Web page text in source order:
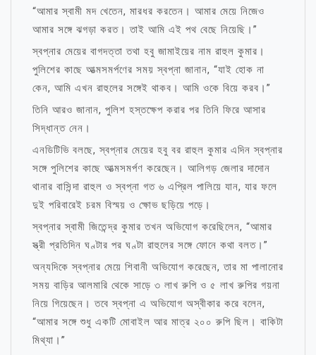
“আমার স্বামী মদ খেতেন, মারধর করতেন। আমার মেয়ে নিজেও
আমার সঙ্গে ঝগড়া করত। তাই আমি এই পথ বেছে নিয়েছি।”
স্বপ্নার মেয়ের বাগদত্তা তথা হবু জামাইয়ের নাম রাহুল কুমার।
পুলিশের কাছে আত্মসমর্পণের সময় স্বপ্না জানান, “যাই হোক না
কেন, আমি এখন রাহুলের সঙ্গেই থাকব। আমি ওকে বিয়ে করব।”
তিনি আরও জানান, পুলিশ হস্তক্ষেপ করার পর তিনি ফিরে আসার
সিদ্ধান্ত নেন।
এনডিটিভি বলছে, স্বপ্নার মেয়ের হবু বর রাহুল কুমার এদিন স্বপ্নার
সঙ্গে পুলিশের কাছে আত্মসমর্পণ করেছেন। আলিগড় জেলার দাদোন
থানার বাসিন্দা রাহুল ও স্বপ্না গত ৬ এপ্রিল পালিয়ে যান, যার ফলে
দুই পরিবারেই চরম বিস্ময় ও ক্ষোভ ছড়িয়ে পড়ে।
স্বপ্নার স্বামী জিতেন্দ্র কুমার তখন অভিযোগ করেছিলেন, “আমার
স্ত্রী প্রতিদিন ঘণ্টার পর ঘণ্টা রাহুলের সঙ্গে ফোনে কথা বলত।”
অন্যদিকে স্বপ্নার মেয়ে শিবানী অভিযোগ করেছেন, তার মা পালানোর
সময় বাড়ির আলমারি থেকে সাড়ে ৩ লাখ রুপি ও ৫ লাখ রুপির গয়না
নিয়ে গিয়েছেন। তবে স্বপ্না এ অভিযোগ অস্বীকার করে বলেন,
“আমার সঙ্গে শুধু একটি মোবাইল আর মাত্র ২০০ রুপি ছিল। বাকিটা
মিথ্যা।”